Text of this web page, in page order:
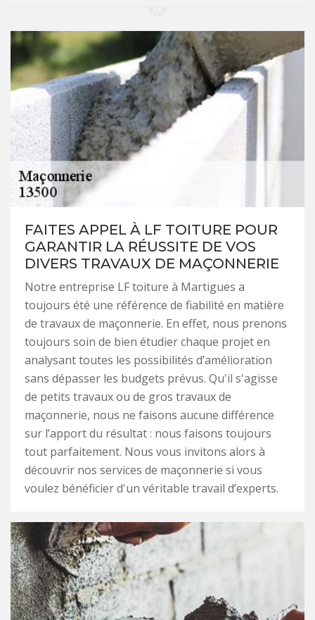
FAITES APPEL À LF TOITURE POUR
GARANTIR LA RÉUSSITE DE VOS
DIVERS TRAVAUX DE MAÇONNERIE
Notre entreprise LF toiture à Martigues a
toujours été une référence de fiabilité en matière
de travaux de maçonnerie. En effet, nous prenons
toujours soin de bien étudier chaque projet en
analysant toutes les possibilités d’amélioration
sans dépasser les budgets prévus. Qu'il s'agisse
de petits travaux ou de gros travaux de
maçonnerie, nous ne faisons aucune différence
sur l’apport du résultat : nous faisons toujours
tout parfaitement. Nous vous invitons alors à
découvrir nos services de maçonnerie si vous
voulez bénéficier d'un véritable travail d’experts.